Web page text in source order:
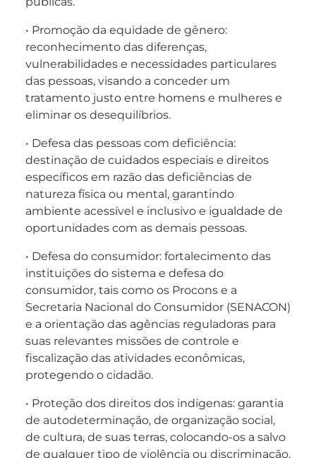
• Promoção da equidade de gênero:
reconhecimento das diferenças,
vulnerabilidades e necessidades particulares
das pessoas, visando a conceder um
tratamento justo entre homens e mulheres e
eliminar os desequilíbrios.
• Defesa das pessoas com deficiência:
destinação de cuidados especiais e direitos
específicos em razão das deficiências de
natureza física ou mental, garantindo
ambiente acessível e inclusivo e igualdade de
oportunidades com as demais pessoas.
• Defesa do consumidor: fortalecimento das
instituições do sistema e defesa do
consumidor, tais como os Procons e a
Secretaria Nacional do Consumidor (SENACON)
e a orientação das agências reguladoras para
suas relevantes missões de controle e
fiscalização das atividades econômicas,
protegendo o cidadão.
• Proteção dos direitos dos indígenas: garantia
de autodeterminação, de organização social,
de cultura, de suas terras, colocando-os a salvo
de qualquer tipo de violência ou discriminação.